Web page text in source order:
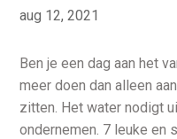
aug 12, 2021
Ben je een dag aan het
meer doen dan alleen
zitten. Het water nodigt
ondernemen. 7 leuke en